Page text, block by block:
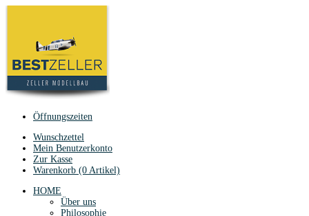
Öffnungszeiten
Wunschzettel
Mein Benutzerkonto
Zur Kasse
Warenkorb (0 Artikel)
HOME
Über uns
Philosophie